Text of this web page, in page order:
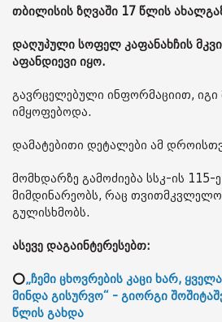
თბილისის ზღვაში 17 წლის
დაღუპული სოფელ კაფანახჩის
აფანდიევი იყო.
გავრცელებული ინფორმაციით,
იმყოფებოდა.
დამატებითი დეტალები ამ
მომხდარზე გამოძიება სსკ-ის 115-
მიმდინარეობს, რაც
გულისხმობს.
ასევე დაგაინტერესებთ:
⭕„ჩემი ცხოვრების კაცი ხარ,
მინდა გისურვო“ - გიორგი
წლის გახდა